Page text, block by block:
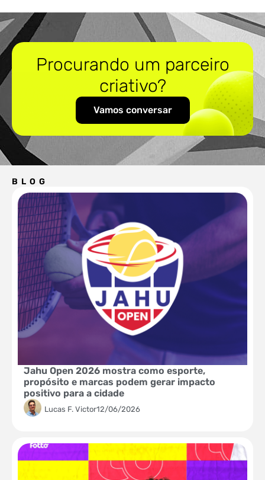
Procurando um parceiro
criativo?
Vamos conversar
BLOG
Jahu Open 2026 mostra como esporte,
propósito e marcas podem gerar impacto
positivo para a cidade
Lucas F. Victor12/06/2026